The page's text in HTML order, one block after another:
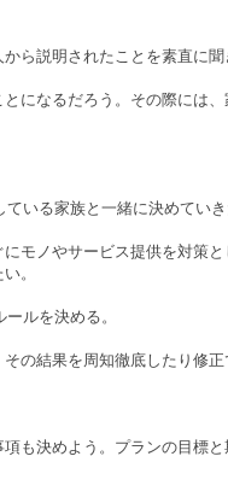
ら説明されたことを素直に
になるだろう。その際には
いる家族と一緒に決めてい
モノやサービス提供を対策
。
ルを決める。
の結果を周知徹底したり修正
も決めよう。プランの目標